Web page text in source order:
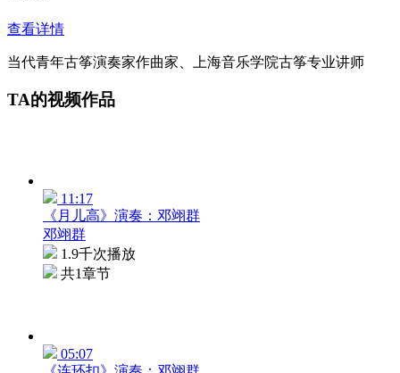
查看详情
当代青年古筝演奏家作曲家、上海音乐学院古筝专业讲师
TA的视频作品
11:17
《月儿高》演奏：邓翊群
邓翊群
1.9千次播放
共1章节
05:07